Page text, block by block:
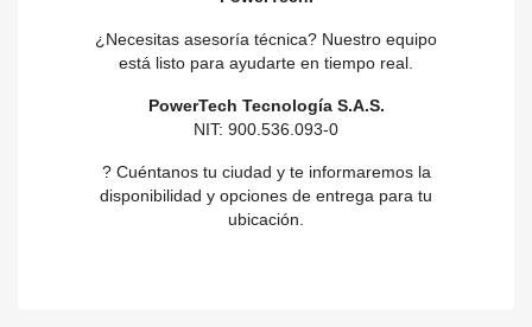
¿Necesitas asesoría técnica? Nuestro equipo
está listo para ayudarte en tiempo real.
PowerTech Tecnología S.A.S.
NIT: 900.536.093-0
? Cuéntanos tu ciudad y te informaremos la
disponibilidad y opciones de entrega para tu
ubicación.